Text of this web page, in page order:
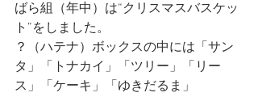
ばら組（年中）は“クリスマスバスケッ
ト”をしました。
？（ハテナ）ボックスの中には「サン
タ」「トナカイ」「ツリー」「リー
ス」「ケーキ」「ゆきだるま」